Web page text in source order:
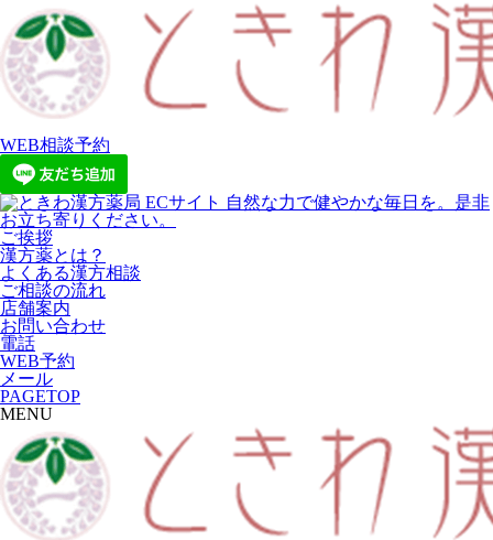
WEB相談予約
ご挨拶
漢方薬とは？
よくある漢方相談
ご相談の流れ
店舗案内
お問い合わせ
電話
WEB予約
メール
PAGETOP
MENU